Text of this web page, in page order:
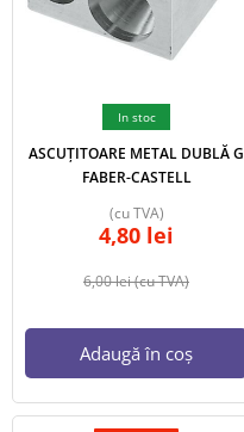
In stoc
ASCUȚITOARE METAL DUBLĂ G
FABER-CASTELL
6,00lei(cu TVA)
4,80 lei
(cu TVA)
Adaugă în coș